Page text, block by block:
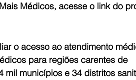
Médicos, acesse o link do
o acesso ao atendimento
para regiões carentes de
mil municípios e 34 distritos